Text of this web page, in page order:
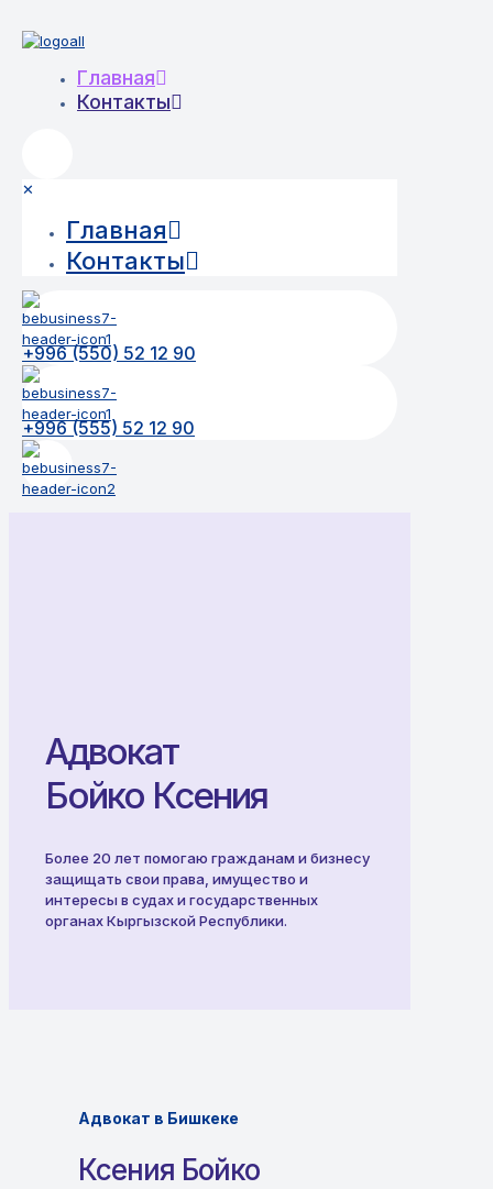
Главная
Контакты
✕
Главная
Контакты
+996 (550) 52 12 90
+996 (555) 52 12 90
Адвокат
Бойко Ксения
Более 20 лет помогаю гражданам и бизнесу
защищать свои права, имущество и
интересы в судах и государственных
органах Кыргызской Республики.
Адвокат в Бишкеке
Ксения Бойко